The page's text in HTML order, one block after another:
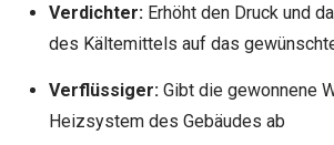
Verdichter:Erhöht den Druck und
des Kältemittels auf das
Verflüssiger:Gibt die gewonnene
Heizsystem des Gebäudes ab